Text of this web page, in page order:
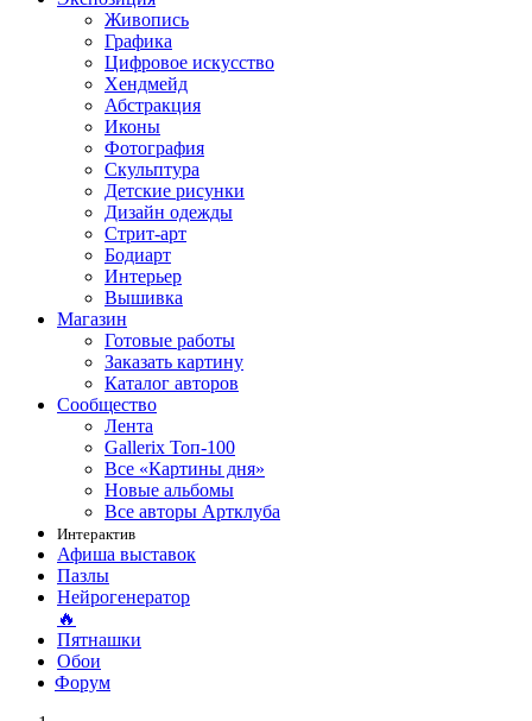
Живопись
Графика
Цифровое искусство
Хендмейд
Абстракция
Иконы
Фотография
Скульптура
Детские рисунки
Дизайн одежды
Стрит-арт
Бодиарт
Интерьер
Вышивка
Магазин
Готовые работы
Заказать картину
Каталог авторов
Сообщество
Лента
Gallerix Топ-100
Все «Картины дня»
Новые альбомы
Все авторы Артклуба
Интерактив
Афиша выставок
Пазлы
Нейрогенератор
🔥
Пятнашки
Обои
Форум